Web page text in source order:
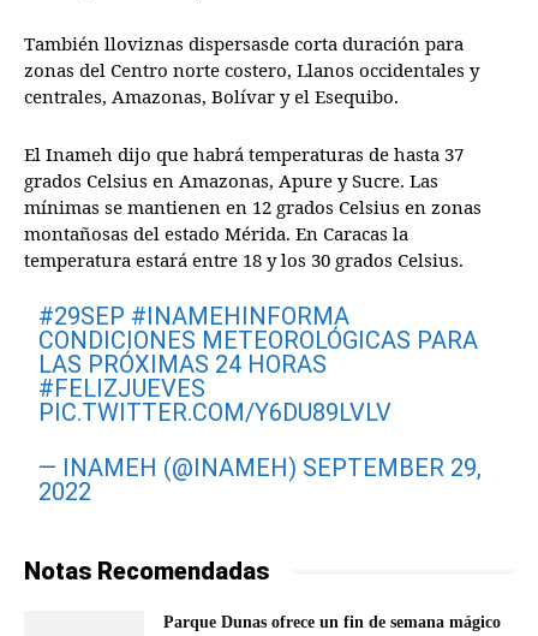
También lloviznas dispersasde corta duración para
zonas del Centro norte costero, Llanos occidentales y
centrales, Amazonas, Bolívar y el Esequibo.
El Inameh dijo que habrá temperaturas de hasta 37
grados Celsius en Amazonas, Apure y Sucre. Las
mínimas se mantienen en 12 grados Celsius en zonas
montañosas del estado Mérida. En Caracas la
temperatura estará entre 18 y los 30 grados Celsius.
#29SEP #INAMEHINFORMA
CONDICIONES METEOROLÓGICAS PARA
LAS PRÓXIMAS 24 HORAS
#FELIZJUEVES
PIC.TWITTER.COM/Y6DU89LVLV
— INAMEH (@INAMEH) SEPTEMBER 29,
2022
Notas Recomendadas
Parque Dunas ofrece un fin de semana mágico